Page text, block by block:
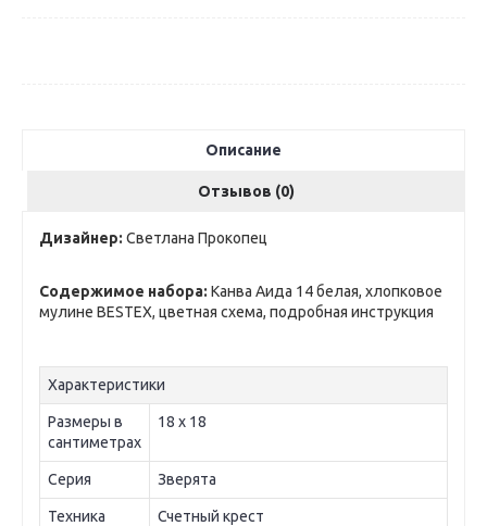
Описание
Отзывов (0)
Дизайнер: Светлана Прокопец
Содержимое набора: Канва Аида 14 белая, хлопковое
мулине BESTEX, цветная схема, подробная инструкция
Характеристики
Размеры в
сантиметрах
18 х 18
Серия Зверята
Техника Счетный крест